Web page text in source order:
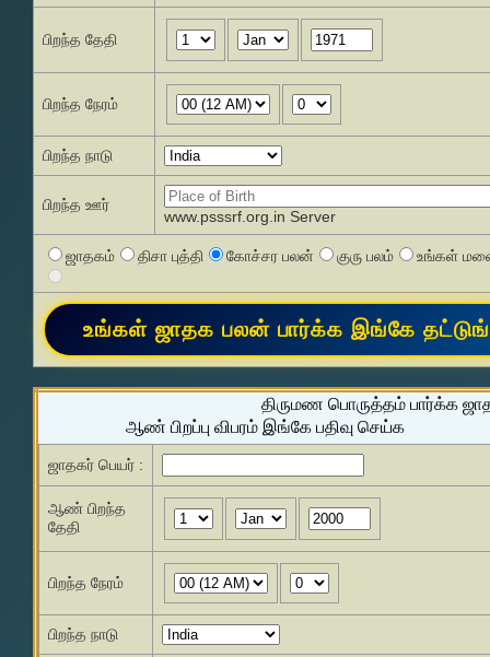
பிறந்த தேதி
பிறந்த நேரம்
பிறந்த நாடு
பிறந்த ஊர்
www.psssrf.org.in Server
ஜாதகம் திசா புத்தி கோச்சர பலன் குரு பலம் உங்கள்
திருமண பொருத்தம் பார்க்க
ஆண் பிறப்பு விபரம் இங்கே பதிவு செய்க
ஜாதகர் பெயர் :
ஆண் பிறந்த
தேதி
பிறந்த நேரம்
பிறந்த நாடு